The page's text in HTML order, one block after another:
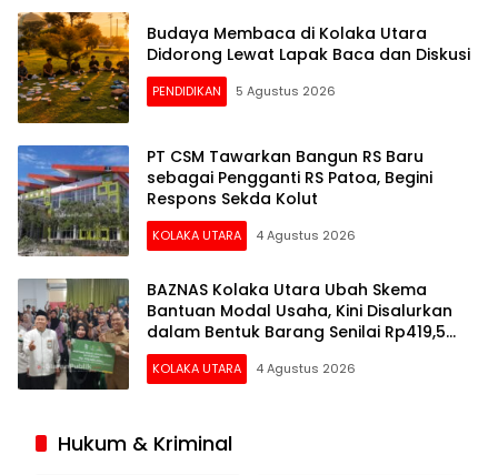
Budaya Membaca di Kolaka Utara
Didorong Lewat Lapak Baca dan Diskusi
PENDIDIKAN 5 Agustus 2026
PT CSM Tawarkan Bangun RS Baru
sebagai Pengganti RS Patoa, Begini
Respons Sekda Kolut
KOLAKA UTARA 4 Agustus 2026
BAZNAS Kolaka Utara Ubah Skema
Bantuan Modal Usaha, Kini Disalurkan
dalam Bentuk Barang Senilai Rp419,5
Juta
KOLAKA UTARA 4 Agustus 2026
Hukum & Kriminal